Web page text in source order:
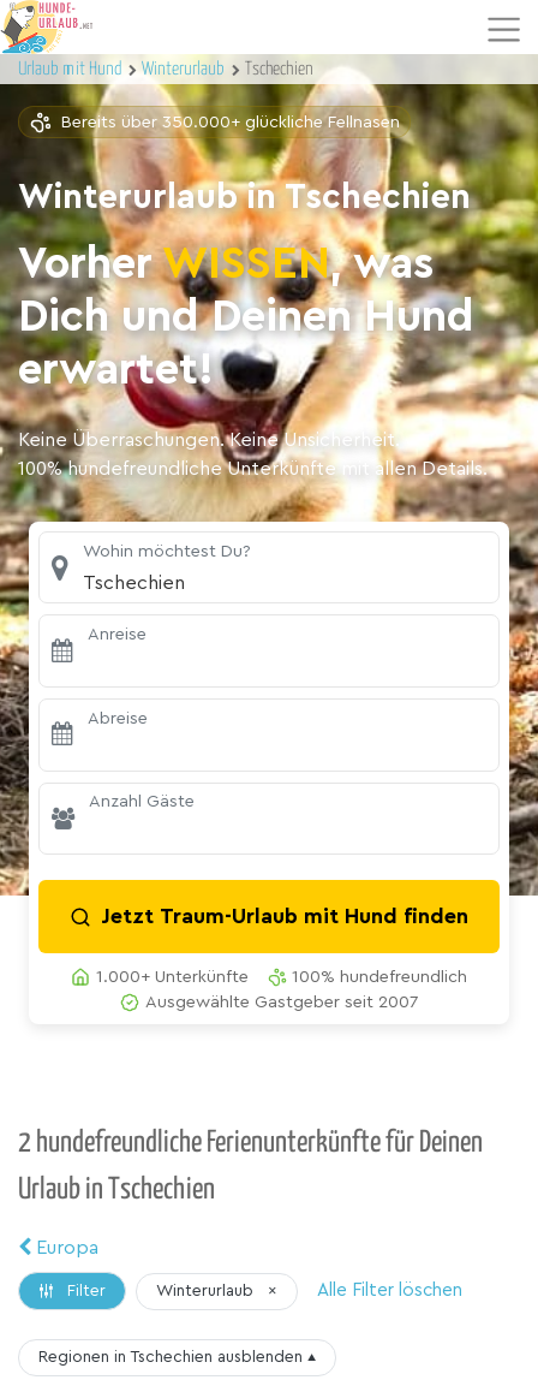
Urlaub mit Hund Winterurlaub Tschechien
Bereits über 350.000+ glückliche Fellnasen
Winterurlaub in Tschechien
VorherWISSEN, was
Dich und Deinen Hund
erwartet!
Keine Überraschungen. Keine Unsicherheit.
100% hundefreundliche Unterkünfte mit allen Details.
Wohin möchtest Du?
Tschechien
Anreise
Abreise
Anzahl Gäste
Jetzt Traum-Urlaub mit Hund finden
1.000+ Unterkünfte
100% hundefreundlich
Ausgewählte Gastgeber seit 2007
2 hundefreundliche Ferienunterkünfte für Deinen
Urlaub in Tschechien
Europa
Filter Winterurlaub × Alle Filter löschen
Regionen in Tschechien ausblenden ▴